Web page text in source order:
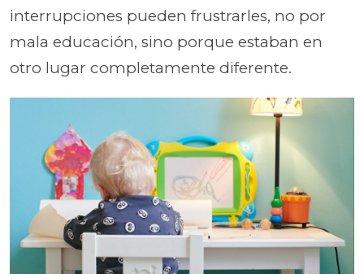
interrupciones pueden frustrarles, no por
mala educación, sino porque estaban en
otro lugar completamente diferente.